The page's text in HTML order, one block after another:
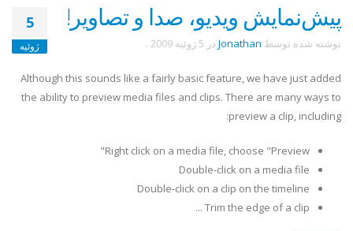
5
ژوئیه
پیش‌نمایش ویدیو، صدا و تصاویر!
نوشته شده توسط Jonathan در 5 ژوئیه 2009 .
Although this sounds like a fairly basic feature, we have just added
the ability to preview media files and clips. There are many ways to
preview a clip, including:
Right click on a media file, choose "Preview"
Double-click on a media file
Double-click on a clip on the timeline
Trim the edge of a clip ...